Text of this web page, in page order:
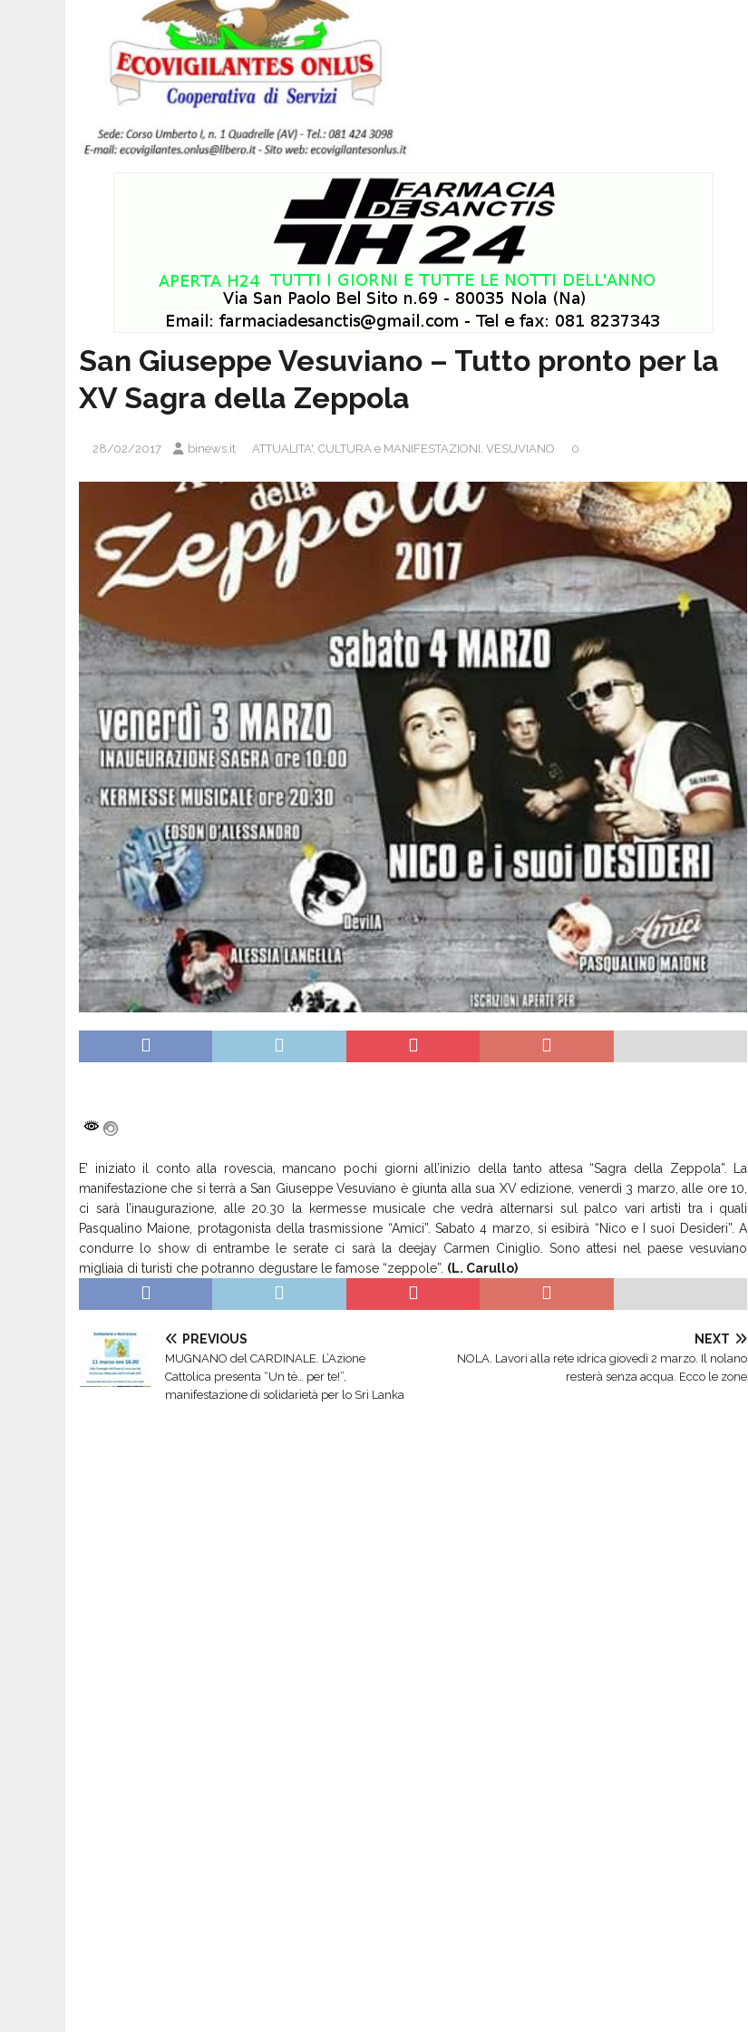
San Giuseppe Vesuviano – Tutto pronto per la
XV Sagra della Zeppola
28/02/2017 binews.it ATTUALITA', CULTURA e MANIFESTAZIONI, VESUVIANO 0
E’ iniziato il conto alla rovescia, mancano pochi giorni all’inizio della tanto attesa “Sagra della Zeppola”. La
manifestazione che si terrà a San Giuseppe Vesuviano è giunta alla sua XV edizione, venerdì 3 marzo, alle ore 10,
ci sarà l’inaugurazione, alle 20.30 la kermesse musicale che vedrà alternarsi sul palco vari artisti tra i quali
Pasqualino Maione, protagonista della trasmissione “Amici”. Sabato 4 marzo, si esibirà “Nico e I suoi Desideri”. A
condurre lo show di entrambe le serate ci sarà la deejay Carmen Ciniglio. Sono attesi nel paese vesuviano
migliaia di turisti che potranno degustare le famose “zeppole”. (L. Carullo)
PREVIOUS
MUGNANO del CARDINALE. L’Azione
Cattolica presenta “Un tè… per te!”,
manifestazione di solidarietà per lo Sri Lanka
NEXT
NOLA. Lavori alla rete idrica giovedì 2 marzo. Il nolano
resterà senza acqua. Ecco le zone